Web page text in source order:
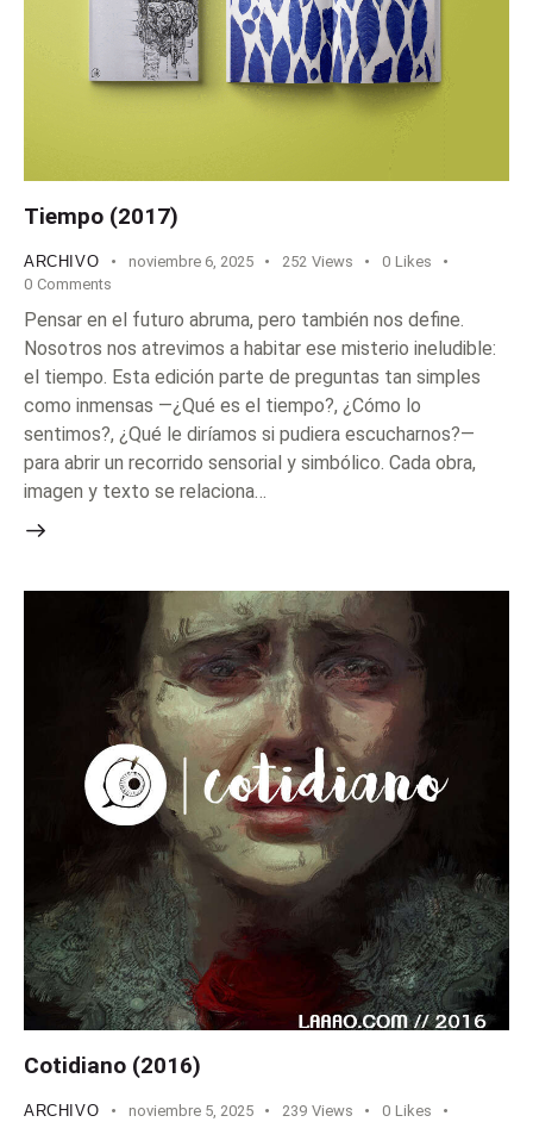
Tiempo (2017)
ARCHIVO noviembre 6, 2025 252 Views 0 Likes
0 Comments
Pensar en el futuro abruma, pero también nos define.
Nosotros nos atrevimos a habitar ese misterio ineludible:
el tiempo. Esta edición parte de preguntas tan simples
como inmensas —¿Qué es el tiempo?, ¿Cómo lo
sentimos?, ¿Qué le diríamos si pudiera escucharnos?—
para abrir un recorrido sensorial y simbólico. Cada obra,
imagen y texto se relaciona…
Cotidiano (2016)
ARCHIVO noviembre 5, 2025 239 Views 0 Likes